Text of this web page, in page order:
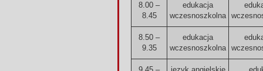
8.00 –
8.45
edukacja
wczesnoszkolna
8.50 –
9.35
edukacja
wczesnoszkolna